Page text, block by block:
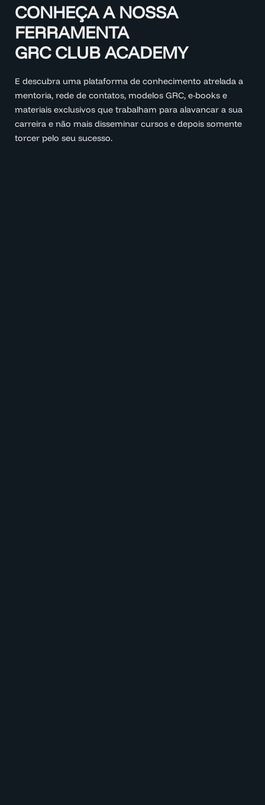
CONHEÇA A NOSSA
FERRAMENTA
GRC CLUB ACADEMY
E descubra uma plataforma de conhecimento atrelada a
mentoria, rede de contatos, modelos GRC, e-books e
materiais exclusivos que trabalham para alavancar a sua
carreira e não mais disseminar cursos e depois somente
torcer pelo seu sucesso.